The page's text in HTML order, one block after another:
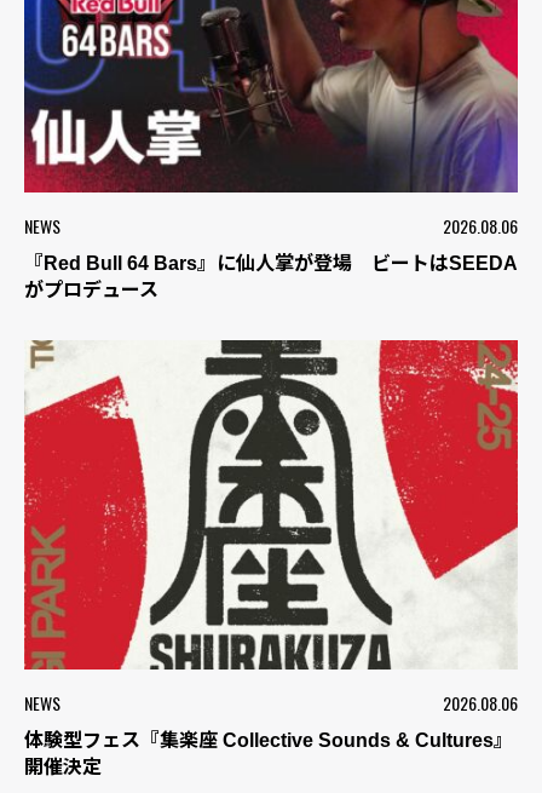
NEWS 2026.08.06
『Red Bull 64 Bars』に仙人掌が登場 ビートはSEEDA
がプロデュース
NEWS 2026.08.06
体験型フェス『集楽座 Collective Sounds & Cultures』
開催決定